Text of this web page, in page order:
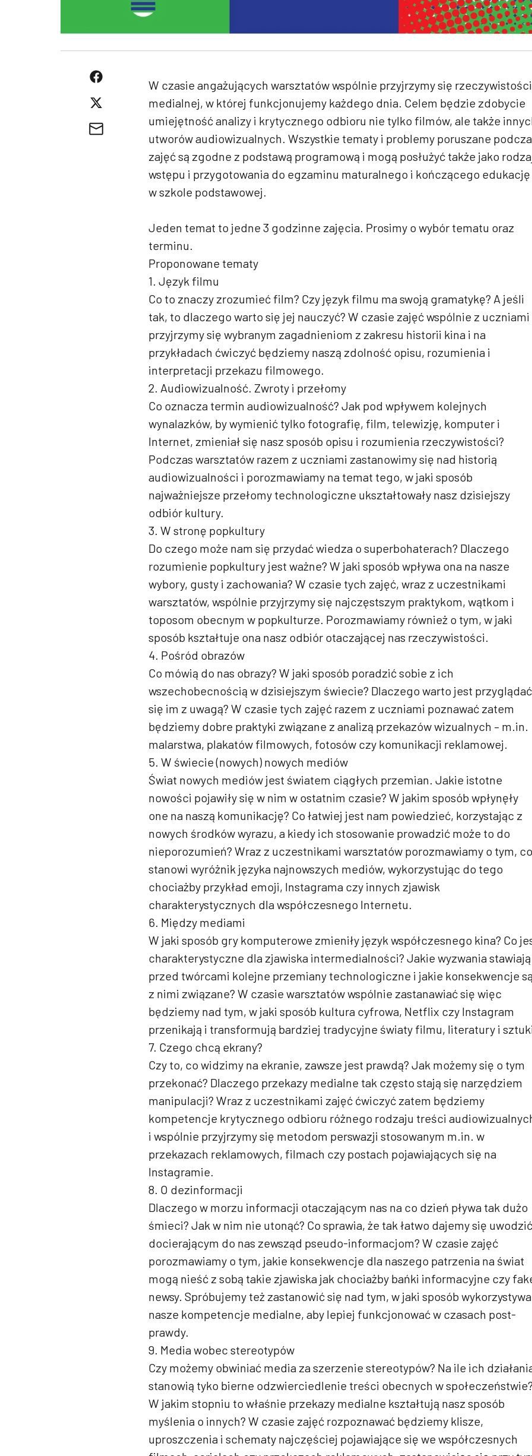
W czasie angażujących warsztatów wspólnie przyjrzymy się rzeczywistości
medialnej, w której funkcjonujemy każdego dnia. Celem będzie zdobycie
umiejętność analizy i krytycznego odbioru nie tylko filmów, ale także
utworów audiowizualnych. Wszystkie tematy i problemy poruszane
zajęć są zgodne z podstawą programową i mogą posłużyć także jako
wstępu i przygotowania do egzaminu maturalnego i kończącego edukację
w szkole podstawowej.
Jeden temat to jedne 3 godzinne zajęcia. Prosimy o wybór tematu oraz
terminu.
Proponowane tematy
1. Język filmu
Co to znaczy zrozumieć film? Czy język filmu ma swoją gramatykę? A jeśli
tak, to dlaczego warto się jej nauczyć? W czasie zajęć wspólnie z uczniami
przyjrzymy się wybranym zagadnieniom z zakresu historii kina i na
przykładach ćwiczyć będziemy naszą zdolność opisu, rozumienia i
interpretacji przekazu filmowego.
2. Audiowizualność. Zwroty i przełomy
Co oznacza termin audiowizualność? Jak pod wpływem kolejnych
wynalazków, by wymienić tylko fotografię, film, telewizję, komputer i
Internet, zmieniał się nasz sposób opisu i rozumienia rzeczywistości?
Podczas warsztatów razem z uczniami zastanowimy się nad historią
audiowizualności i porozmawiamy na temat tego, w jaki sposób
najważniejsze przełomy technologiczne ukształtowały nasz dzisiejszy
odbiór kultury.
3. W stronę popkultury
Do czego może nam się przydać wiedza o superbohaterach? Dlaczego
rozumienie popkultury jest ważne? W jaki sposób wpływa ona na nasze
wybory, gusty i zachowania? W czasie tych zajęć, wraz z uczestnikami
warsztatów, wspólnie przyjrzymy się najczęstszym praktykom, wątkom i
toposom obecnym w popkulturze. Porozmawiamy również o tym, w jaki
sposób kształtuje ona nasz odbiór otaczającej nas rzeczywistości.
4. Pośród obrazów
Co mówią do nas obrazy? W jaki sposób poradzić sobie z ich
wszechobecnością w dzisiejszym świecie? Dlaczego warto jest przyglądać
się im z uwagą? W czasie tych zajęć razem z uczniami poznawać zatem
będziemy dobre praktyki związane z analizą przekazów wizualnych – m.in.
malarstwa, plakatów filmowych, fotosów czy komunikacji reklamowej.
5. W świecie (nowych) nowych mediów
Świat nowych mediów jest światem ciągłych przemian. Jakie istotne
nowości pojawiły się w nim w ostatnim czasie? W jakim sposób wpłynęły
one na naszą komunikację? Co łatwiej jest nam powiedzieć, korzystając z
nowych środków wyrazu, a kiedy ich stosowanie prowadzić może to do
nieporozumień? Wraz z uczestnikami warsztatów porozmawiamy o tym, co
stanowi wyróżnik języka najnowszych mediów, wykorzystując do tego
chociażby przykład emoji, Instagrama czy innych zjawisk
charakterystycznych dla współczesnego Internetu.
6. Między mediami
W jaki sposób gry komputerowe zmieniły język współczesnego kina? Co
charakterystyczne dla zjawiska intermedialności? Jakie wyzwania stawiają
przed twórcami kolejne przemiany technologiczne i jakie konsekwencje
z nimi związane? W czasie warsztatów wspólnie zastanawiać się więc
będziemy nad tym, w jaki sposób kultura cyfrowa, Netflix czy Instagram
przenikają i transformują bardziej tradycyjne światy filmu, literatury i
7. Czego chcą ekrany?
Czy to, co widzimy na ekranie, zawsze jest prawdą? Jak możemy się o tym
przekonać? Dlaczego przekazy medialne tak często stają się narzędziem
manipulacji? Wraz z uczestnikami zajęć ćwiczyć zatem będziemy
kompetencje krytycznego odbioru różnego rodzaju treści
i wspólnie przyjrzymy się metodom perswazji stosowanym m.in. w
przekazach reklamowych, filmach czy postach pojawiających się na
Instagramie.
8. O dezinformacji
Dlaczego w morzu informacji otaczającym nas na co dzień pływa tak dużo
śmieci? Jak w nim nie utonąć? Co sprawia, że tak łatwo dajemy się uwodzić
docierającym do nas zewsząd pseudo-informacjom? W czasie zajęć
porozmawiamy o tym, jakie konsekwencje dla naszego patrzenia na świat
mogą nieść z sobą takie zjawiska jak chociażby bańki informacyjne czy
newsy. Spróbujemy też zastanowić się nad tym, w jaki sposób
nasze kompetencje medialne, aby lepiej funkcjonować w czasach post-
prawdy.
9. Media wobec stereotypów
Czy możemy obwiniać media za szerzenie stereotypów? Na ile ich
stanowią tyko bierne odzwierciedlenie treści obecnych w
W jakim stopniu to właśnie przekazy medialne kształtują nasz sposób
myślenia o innych? W czasie zajęć rozpoznawać będziemy klisze,
uproszczenia i schematy najczęściej pojawiające się we współczesnych